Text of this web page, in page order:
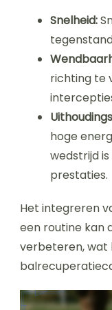
Snelheid:
richting te
hoge
wedstrijd
prestaties.
Het integreren
een routine kan
verbeteren,